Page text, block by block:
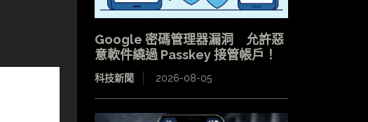
Google 密碼管理器漏洞 允許惡
意軟件繞過 Passkey 接管帳戶！
科技新聞 2026-08-05